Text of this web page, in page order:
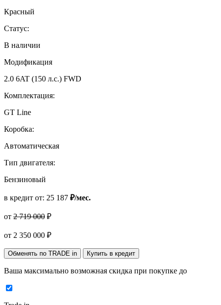
Красный
Статус:
В наличии
Модификация
2.0 6AT (150 л.с.) FWD
Комплектация:
GT Line
Коробка:
Автоматическая
Тип двигателя:
Бензиновый
в кредит от: 25 187 ₽/мес.
от 2 719 000 ₽
от 2 350 000 ₽
Обменять по TRADE in Купить в кредит
Ваша максимально возможная скидка при покупке до